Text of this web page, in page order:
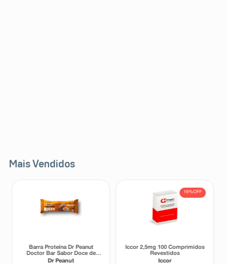
Mais Vendidos
Barra Proteína Dr Peanut
Doctor Bar Sabor Doce de
Leite 62g
Dr Peanut
19%OFF
Iccor 2,5mg 100 Comprimidos
Revestidos
Iccor